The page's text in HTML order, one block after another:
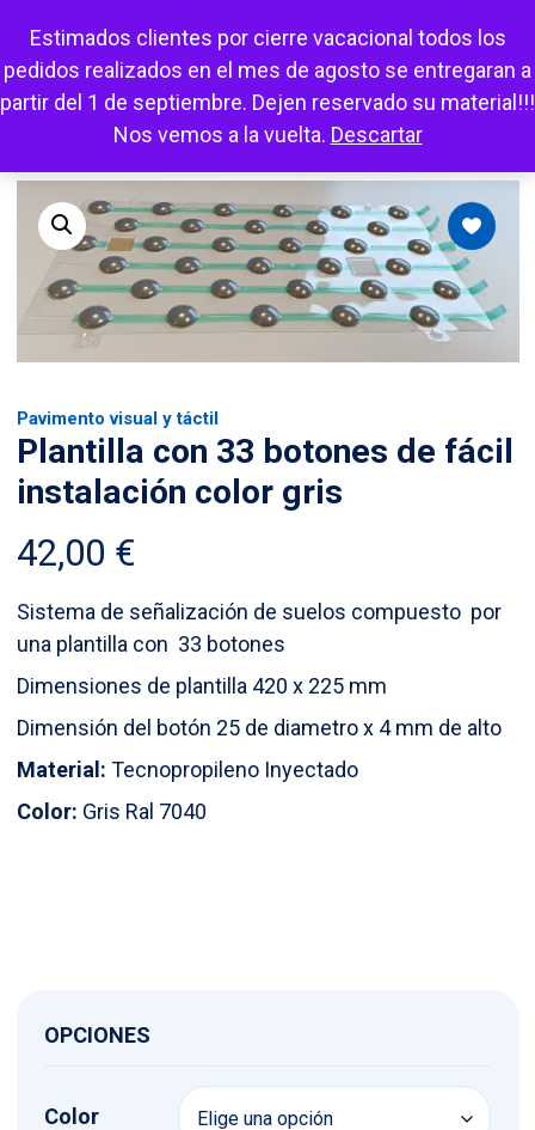
Estimados clientes por cierre vacacional todos los
pedidos realizados en el mes de agosto se entregaran a
partir del 1 de septiembre. Dejen reservado su material!!!
Nos vemos a la vuelta. Descartar
Mi cuenta Carrito Favoritos Escuchar
Pavimento visual y táctil
Plantilla con 33 botones de fácil
instalación color gris
42,00 €
Sistema de señalización de suelos compuesto por
una plantilla con 33 botones
Dimensiones de plantilla 420 x 225 mm
Dimensión del botón 25 de diametro x 4 mm de alto
Material: Tecnopropileno Inyectado
Color: Gris Ral 7040
OPCIONES
Color